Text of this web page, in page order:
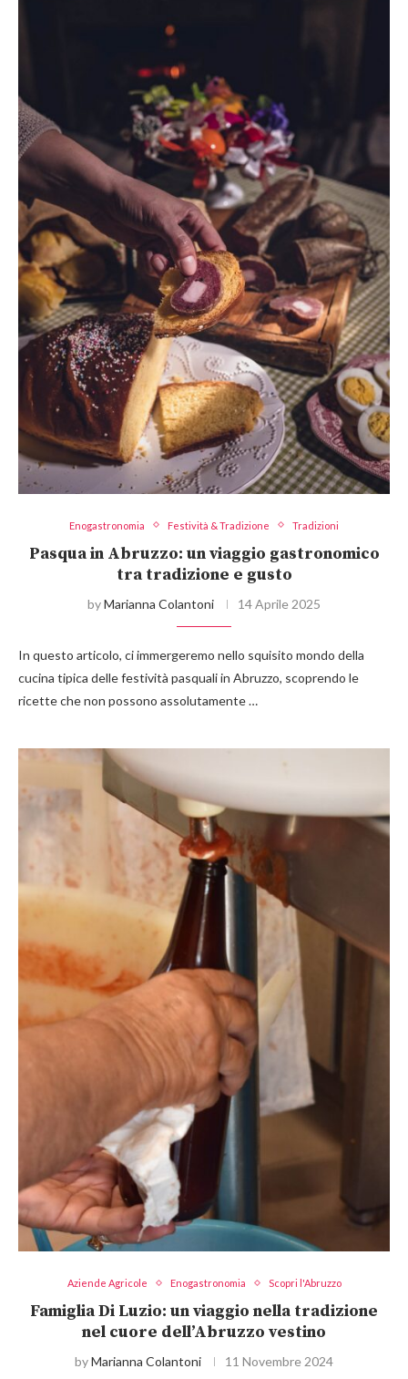
Enogastronomia Festività & Tradizione Tradizioni
Pasqua in Abruzzo: un viaggio gastronomico
tra tradizione e gusto
byMarianna Colantoni 14 Aprile 2025
In questo articolo, ci immergeremo nello squisito mondo della
cucina tipica delle festività pasquali in Abruzzo, scoprendo le
ricette che non possono assolutamente …
Aziende Agricole Enogastronomia Scopri l'Abruzzo
Famiglia Di Luzio: un viaggio nella tradizione
nel cuore dell’Abruzzo vestino
byMarianna Colantoni 11 Novembre 2024